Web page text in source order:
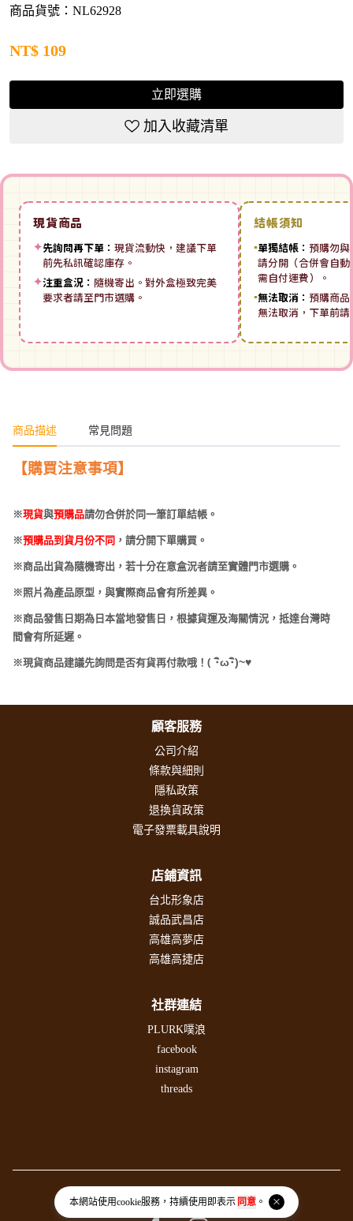
本網站使用cookie服務，持續使用即表示 同意。
商品貨號：NL62928
NT$ 109
立即選購
加入收藏清單
現貨商品
✦先詢問再下單： 現貨流動快，建議下單
前先私訊確認庫存。
✦注重盒況： 隨機寄出。對外盒極致完美
要求者請至門市選購。
結帳須知
▪單獨結帳： 預購勿與
請分開（合併會自
需自付運費）。
▪無法取消： 預購商品
無法取消，下單前
商品描述 常見問題
【購買注意事項】
※現貨與預購品請勿合併於同一筆訂單結帳。
※預購品到貨月份不同 ，請分開下單購買。
※商品出貨為隨機寄出，若十分在意盒況者請至實體門市選購。
※照片為產品原型，與實際商品會有所差異。
※商品發售日期為日本當地發售日，根據貨運及海關情況，抵達台灣時
間會有所延遲。
※現貨商品建議先詢問是否有貨再付款哦！ (･ω･)~♥
顧客服務
公司介紹
條款與細則
隱私政策
退換貨政策
電子發票載具說明
店鋪資訊
台北形象店
誠品武昌店
高雄高夢店
高雄高捷店
社群連結
PLURK噗浪
facebook
instagram
threads
統一編號 香港商振光玩具有限公司 54379732